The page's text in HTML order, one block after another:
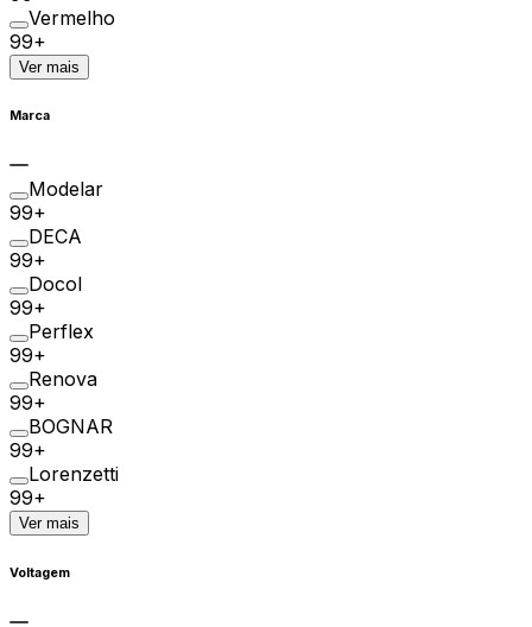
Vermelho
99+
Ver mais
Marca
Modelar
99+
DECA
99+
Docol
99+
Perflex
99+
Renova
99+
BOGNAR
99+
Lorenzetti
99+
Ver mais
Voltagem